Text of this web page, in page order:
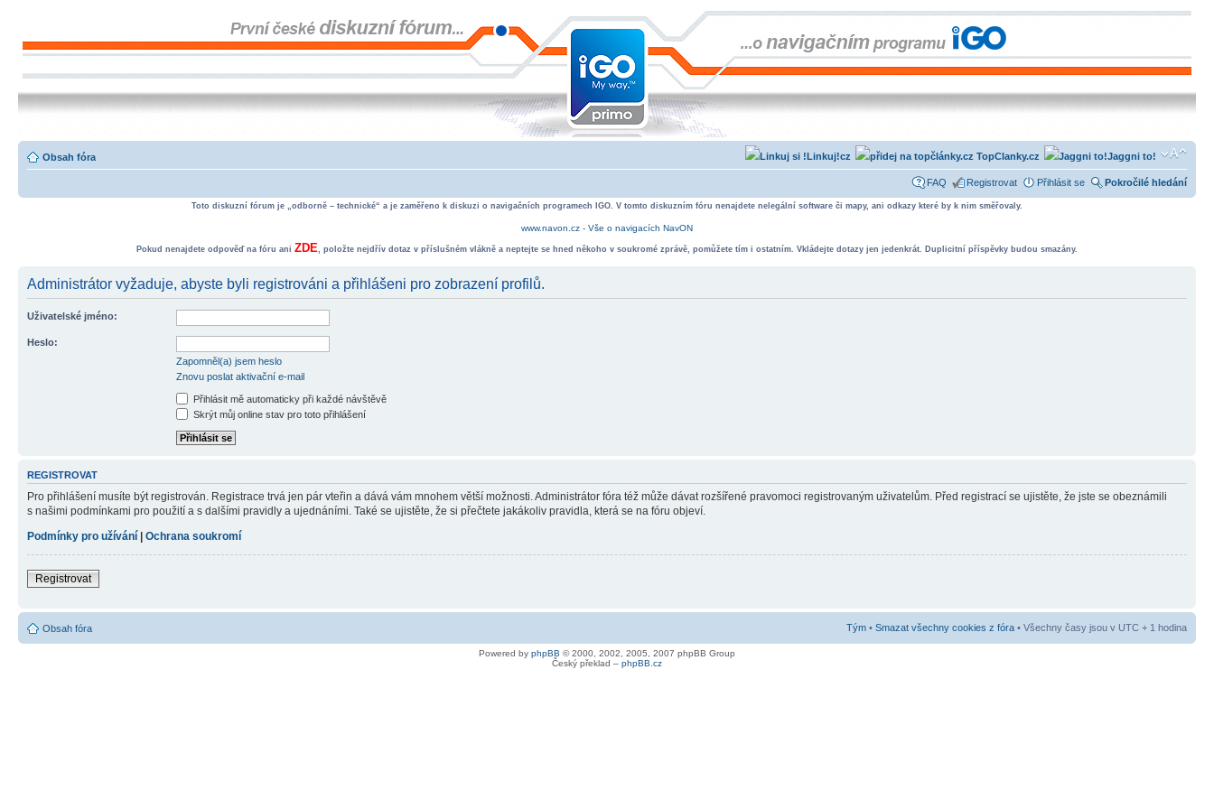
Obsah fóra Jaggni to!
TopClanky.cz
Linkuj!cz
FAQ Registrovat Přihlásit se Pokročilé hledání
Toto diskuzní fórum je „odborně – technické“ a je zaměřeno k diskuzi o navigačních programech IGO. V tomto diskuzním fóru nenajdete nelegální software či mapy, ani odkazy které by k nim směřovaly.
www.navon.cz - Vše o navigacích NavON
Pokud nenajdete odpověď na fóru ani ZDE, položte nejdřív dotaz v příslušném vlákně a neptejte se hned někoho v soukromé zprávě, pomůžete tím i ostatním. Vkládejte dotazy jen jedenkrát. Duplicitní příspěvky budou smazány.
Administrátor vyžaduje, abyste byli registrováni a přihlášeni pro zobrazení profilů.
Uživatelské jméno:
Heslo:
Zapomněl(a) jsem heslo
Znovu poslat aktivační e-mail
Přihlásit mě automaticky při každé návštěvě
Skrýt můj online stav pro toto přihlášení
REGISTROVAT
Pro přihlášení musíte být registrován. Registrace trvá jen pár vteřin a dává vám mnohem větší možnosti. Administrátor fóra též může dávat rozšířené pravomoci registrovaným uživatelům. Před registrací se ujistěte, že jste se obeznámili
s našimi podmínkami pro použití a s dalšími pravidly a ujednáními. Také se ujistěte, že si přečtete jakákoliv pravidla, která se na fóru objeví.
Podmínky pro užívání | Ochrana soukromí
Registrovat
Obsah fóra Tým • Smazat všechny cookies z fóra • Všechny časy jsou v UTC + 1 hodina
Powered by phpBB © 2000, 2002, 2005, 2007 phpBB Group
Český překlad – phpBB.cz